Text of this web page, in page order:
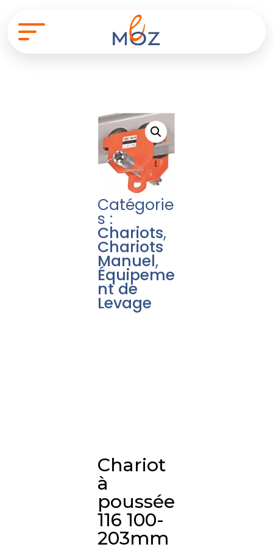
Catégorie
s :
Chariots,
Chariots
Manuel,
Équipeme
nt de
Levage
Chariot
à
poussée
116 100-
203mm